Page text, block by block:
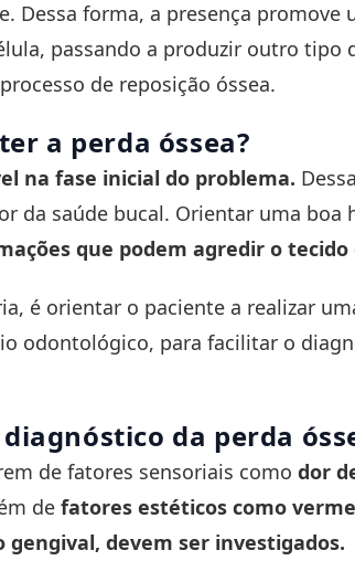
Dessa forma, a presença promove
passando a produzir outro tipo
de reposição óssea.
a perda óssea?
na fase inicial do problema.
da saúde bucal. Orientar uma boa
que podem agredir o tecido
é orientar o paciente a realizar
odontológico, para facilitar o
da perda
de fatores sensoriais como dor
de fatores estéticos como
devem ser investigados.